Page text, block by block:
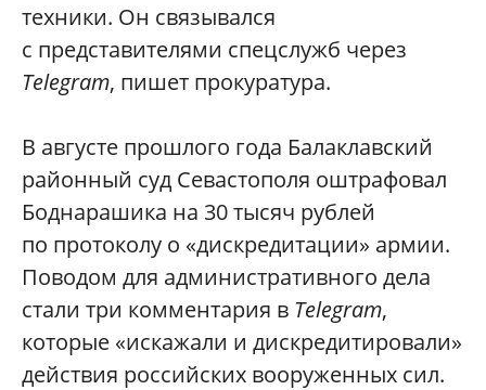
техники. Он связывался
с представителями спецслужб через
Telegram, пишет прокуратура.
В августе прошлого года Балаклавский
районный суд Севастополя оштрафовал
Боднарашика на 30 тысяч рублей
по протоколу о «дискредитации» армии.
Поводом для административного дела
стали три комментария в Telegram,
которые «искажали и дискредитировали»
действия российских вооруженных сил.